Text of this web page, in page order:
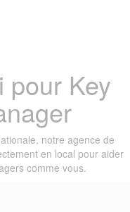
pour Key
notre agence de
en local pour aider
comme vous.